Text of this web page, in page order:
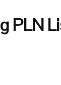
PLN